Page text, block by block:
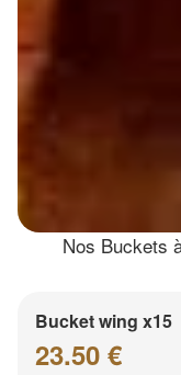
Nos Buckets
Bucket wing x15
23.50 €